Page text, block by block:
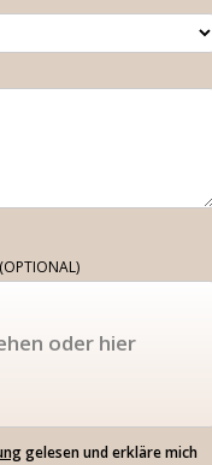
(OPTIONAL)
oder hier
gelesen und erkläre mich